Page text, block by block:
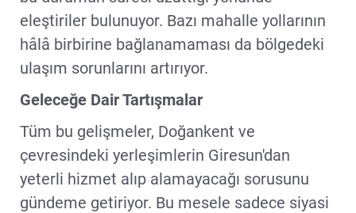
eleştiriler bulunuyor. Bazı mahalle yollarının
hâlâ birbirine bağlanamaması da bölgedeki
ulaşım sorunlarını artırıyor.
Geleceğe Dair Tartışmalar
Tüm bu gelişmeler, Doğankent ve
çevresindeki yerleşimlerin Giresun'dan
yeterli hizmet alıp alamayacağı sorusunu
gündeme getiriyor. Bu mesele sadece siyasi